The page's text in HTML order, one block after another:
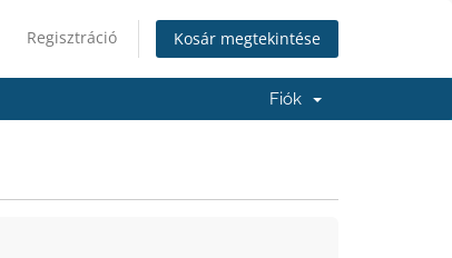
Regisztráció Kosár megtekintése
Fiók